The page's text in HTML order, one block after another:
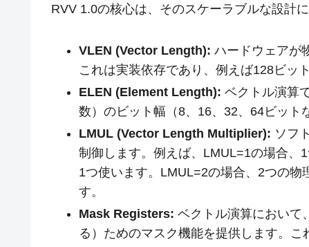
RVV 1.0の核心は、そのスケーラブルな設計
VLEN (Vector Length): ハードウェアが
これは実装依存であり、例えば128ビッ
ELEN (Element Length): ベクトル演算
数）のビット幅（8、16、32、64ビット
LMUL (Vector Length Multiplier): ソフ
制御します。例えば、LMUL=1の場合、
1つ使います。LMUL=2の場合、2つの物
す。
Mask Registers: ベクトル演算において
る）ためのマスク機能を提供します。